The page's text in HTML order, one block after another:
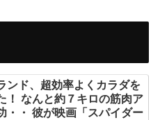
ンド、超効率よくカラダを
！ なんと約７キロの筋肉ア
・・ 彼が映画「スパイダー